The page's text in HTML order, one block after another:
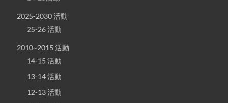
2025-2030 活動
25-26 活動
2010~2015 活動
14-15 活動
13-14 活動
12-13 活動